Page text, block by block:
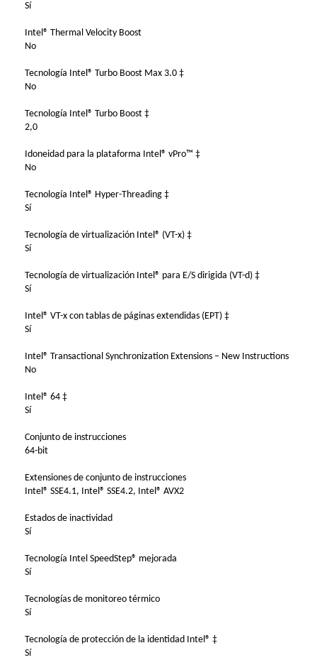
Sí
Intel® Thermal Velocity Boost
No
Tecnología Intel® Turbo Boost Max 3.0 ‡
No
Tecnología Intel® Turbo Boost ‡
2,0
Idoneidad para la plataforma Intel® vPro™ ‡
No
Tecnología Intel® Hyper-Threading ‡
Sí
Tecnología de virtualización Intel® (VT-x) ‡
Sí
Tecnología de virtualización Intel® para E/S dirigida (VT-d) ‡
Sí
Intel® VT-x con tablas de páginas extendidas (EPT) ‡
Sí
Intel® Transactional Synchronization Extensions – New Instructions
No
Intel® 64 ‡
Sí
Conjunto de instrucciones
64-bit
Extensiones de conjunto de instrucciones
Intel® SSE4.1, Intel® SSE4.2, Intel® AVX2
Estados de inactividad
Sí
Tecnología Intel SpeedStep® mejorada
Sí
Tecnologías de monitoreo térmico
Sí
Tecnología de protección de la identidad Intel® ‡
Sí